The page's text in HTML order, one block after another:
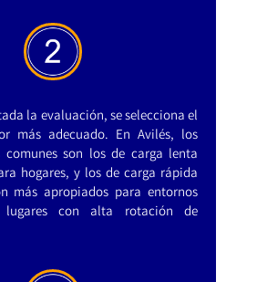
la evaluación, se selecciona el
más adecuado. En Avilés, los
comunes son los de carga lenta
hogares, y los de carga rápida
más apropiados para entornos
lugares con alta rotación de